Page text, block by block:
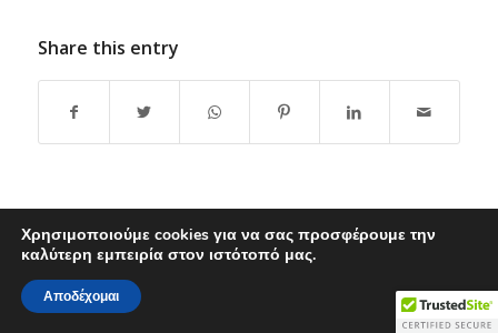
Share this entry
© Copyright - minus I.T. Solutions
About
Θέσεις Εργασίας F.A.Q. Όροι Χρήσης
Χρησιμοποιούμε cookies για να σας προσφέρουμε την
καλύτερη εμπειρία στον ιστότοπό μας.
Αποδέχομαι